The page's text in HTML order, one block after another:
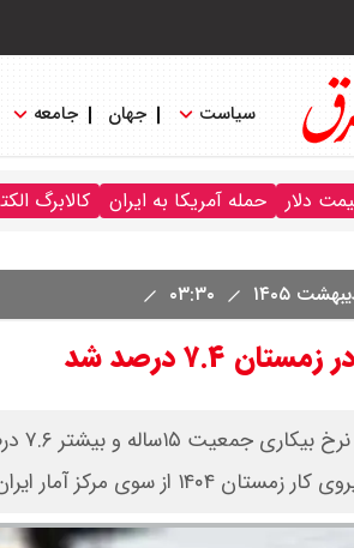
سیاست جهان جامعه
دلار حمله آمریکا به ایران کالابرگ
۷.۴ درصد شد
سوی مرکز آمار ایران منتشر شد.